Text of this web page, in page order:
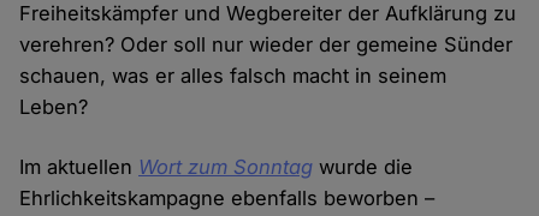
Freiheitskämpfer und Wegbereiter der Aufklärung zu
verehren? Oder soll nur wieder der gemeine Sünder
schauen, was er alles falsch macht in seinem
Leben?
Im aktuellen Wort zum Sonntag wurde die
Ehrlichkeitskampagne ebenfalls beworben –